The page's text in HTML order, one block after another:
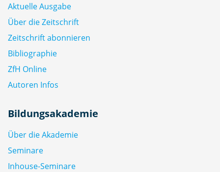
Aktuelle Ausgabe
Über die Zeitschrift
Zeitschrift abonnieren
Bibliographie
ZfH Online
Autoren Infos
Bildungsakademie
Über die Akademie
Seminare
Inhouse-Seminare